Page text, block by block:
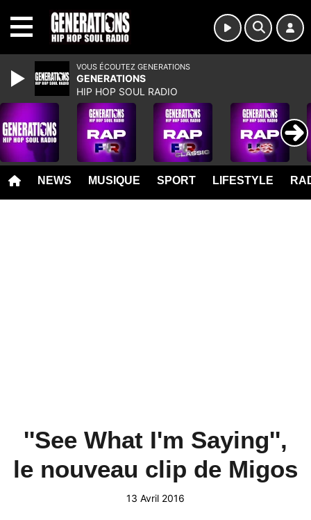
NEWS MUSIQUE SPORT LIFESTYLE
''See What I'm Saying'',
le nouveau clip de Migos
13 Avril 2016
VOUS ÉCOUTEZ GENERATIONS
GENERATIONS
HIP HOP SOUL RADIO